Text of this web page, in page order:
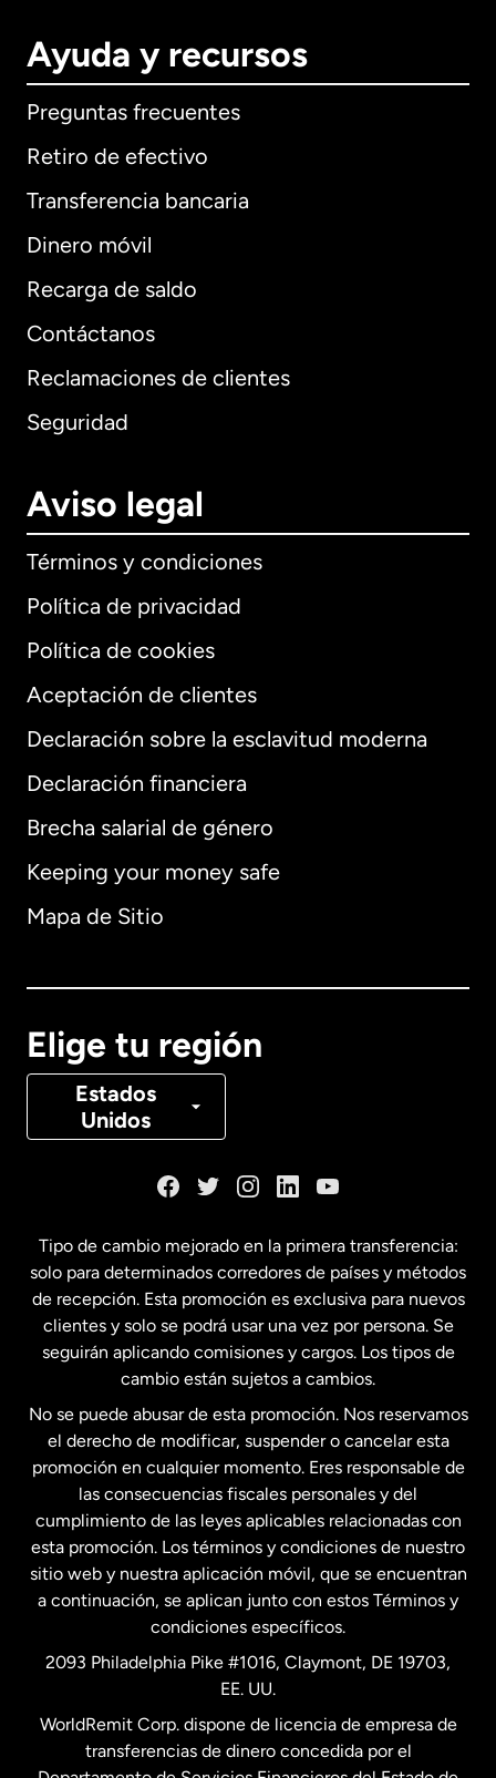
Ayuda y recursos
Preguntas frecuentes
Retiro de efectivo
Transferencia bancaria
Dinero móvil
Recarga de saldo
Contáctanos
Reclamaciones de clientes
Seguridad
Aviso legal
Términos y condiciones
Política de privacidad
Política de cookies
Aceptación de clientes
Declaración sobre la esclavitud moderna
Declaración financiera
Brecha salarial de género
Keeping your money safe
Mapa de Sitio
Elige tu región
Estados
Unidos
Internacional English
Alemania
Canadá Français
Estados Unidos English
Estados Unidos Español
Francia
Malasia
Nueva Zelanda
Países Bajos
Tipo de cambio mejorado en la primera transferencia:
solo para determinados corredores de países y métodos
de recepción. Esta promoción es exclusiva para nuevos
clientes y solo se podrá usar una vez por persona. Se
seguirán aplicando comisiones y cargos. Los tipos de
cambio están sujetos a cambios.
No se puede abusar de esta promoción. Nos reservamos
el derecho de modificar, suspender o cancelar esta
promoción en cualquier momento. Eres responsable de
las consecuencias fiscales personales y del
cumplimiento de las leyes aplicables relacionadas con
esta promoción. Los términos y condiciones de nuestro
sitio web y nuestra aplicación móvil, que se encuentran
a continuación, se aplican junto con estos Términos y
condiciones específicos.
2093 Philadelphia Pike #1016, Claymont, DE 19703,
EE. UU.
WorldRemit Corp. dispone de licencia de empresa de
transferencias de dinero concedida por el